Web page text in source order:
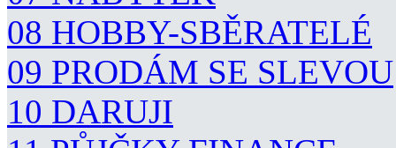
08 HOBBY-SBĚRATELÉ
09 PRODÁM SE SLEVOU
10 DARUJI